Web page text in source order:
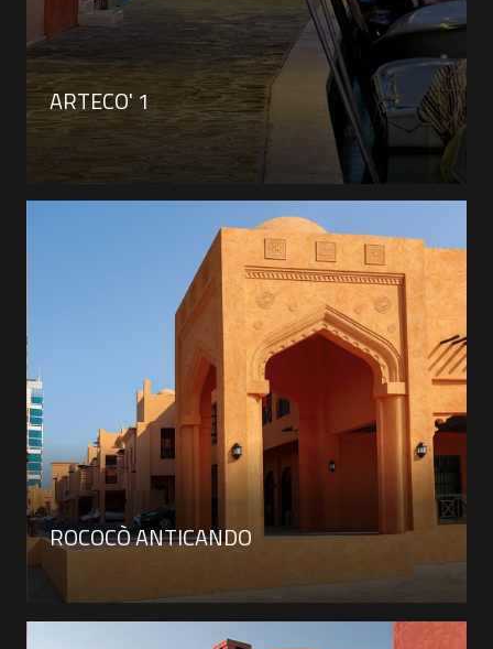
ARTECO' 1
ROCOCÒ ANTICANDO